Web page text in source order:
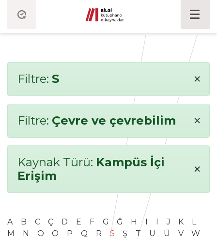
Filtre: S ×
Filtre: Çevre ve çevrebilim ×
Kaynak Türü: Kampüs İçi
Erişim
×
A B C Ç D E F G Ğ H I İ J K
L
M
N O Ö P Q R S Ş T U Ü V
W